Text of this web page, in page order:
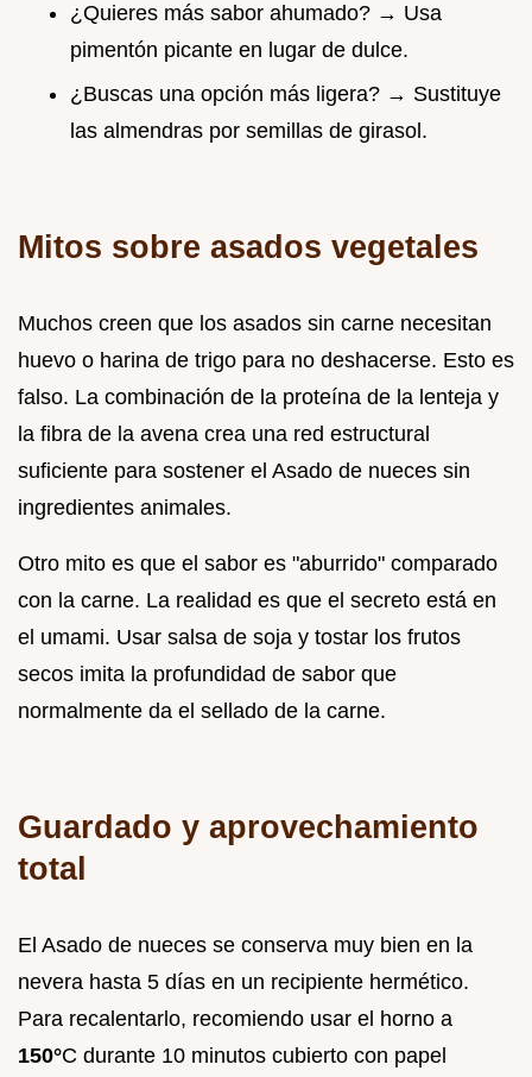
¿Quieres más sabor ahumado? → Usa
pimentón picante en lugar de dulce.
¿Buscas una opción más ligera? → Sustituye
las almendras por semillas de girasol.
Mitos sobre asados vegetales
Muchos creen que los asados sin carne necesitan
huevo o harina de trigo para no deshacerse. Esto es
falso. La combinación de la proteína de la lenteja y
la fibra de la avena crea una red estructural
suficiente para sostener el Asado de nueces sin
ingredientes animales.
Otro mito es que el sabor es "aburrido" comparado
con la carne. La realidad es que el secreto está en
el umami. Usar salsa de soja y tostar los frutos
secos imita la profundidad de sabor que
normalmente da el sellado de la carne.
Guardado y aprovechamiento
total
El Asado de nueces se conserva muy bien en la
nevera hasta 5 días en un recipiente hermético.
Para recalentarlo, recomiendo usar el horno a
150°C durante 10 minutos cubierto con papel